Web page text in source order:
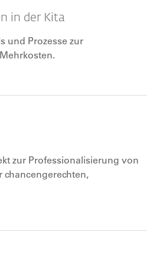
in der Kita
und Prozesse zur
zur Professionalisierung von
chancengerechten,
Bildung. Im Fokus